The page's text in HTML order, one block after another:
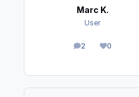
Marc K.
User
2
Beiträge0
Reputation